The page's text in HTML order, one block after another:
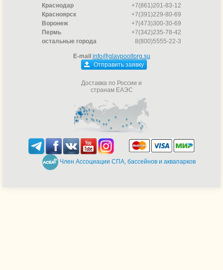
Краснодар
+7(861)201-83-12
Красноярск
+7(391)229-80-69
Воронеж
+7(473)300-30-69
Пермь
+7(342)235-78-42
остальные города
8(800)5555-22-3
E-mail info@glavpooltorg.su
Отправить заявку
Доставка по России и
странам ЕАЭС
Член Ассоциации СПА, бассейнов и аквапарков